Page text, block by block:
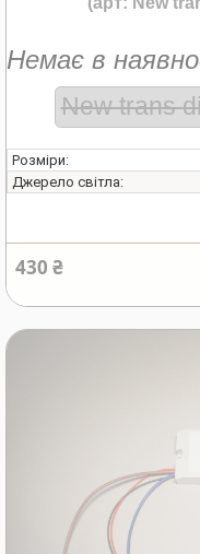
Немає в
New trans
Розміри:
Джерело світла:
430 ₴